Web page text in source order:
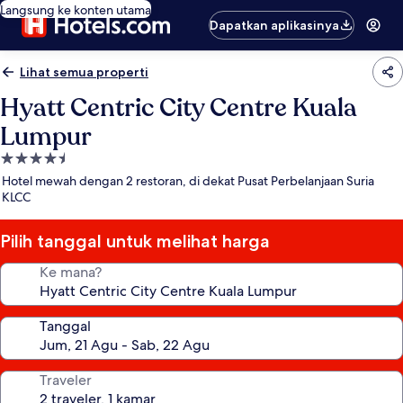
Langsung ke konten utama
Dapatkan aplikasinya
Lihat semua properti
Hyatt Centric City Centre Kuala
Lumpur
Properti
bintang
4.5
Hotel mewah dengan 2 restoran, di dekat Pusat Perbelanjaan Suria
KLCC
Pilih tanggal untuk melihat harga
Ke mana?
Tanggal
Traveler